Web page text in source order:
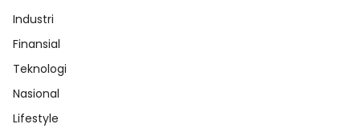
Industri
Finansial
Teknologi
Nasional
Lifestyle